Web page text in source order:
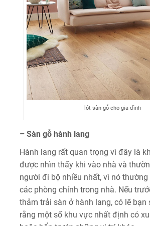
lót sàn gỗ cho gia đình
– Sàn gỗ hành lang
Hành lang rất quan trọng vì đây là
được nhìn thấy khi vào nhà và
người đi bộ nhiều nhất, vì nó thường
các phòng chính trong nhà. Nếu
thảm trải sàn ở hành lang, có lẽ bạn
rằng một số khu vực nhất định có